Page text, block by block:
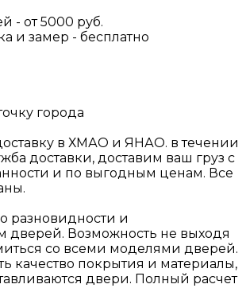
- от 5000 руб.
и замер - бесплатно
города
в ХМАО и ЯНАО. в течении
доставки, доставим ваш груз с
и по выгодным ценам. Все
разновидности и
дверей. Возможность не выходя
со всеми моделями дверей.
качество покрытия и материалы,
двери. Полный расчет